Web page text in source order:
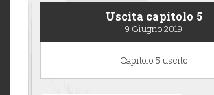
Uscita capitolo 5
9 Giugno 2019
Capitolo 5 uscito